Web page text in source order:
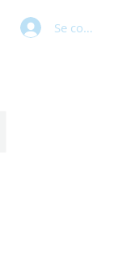
Se connecter